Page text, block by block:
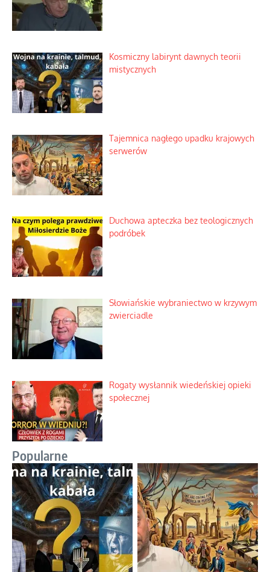
Kosmiczny labirynt dawnych teorii
mistycznych
Tajemnica nagłego upadku krajowych
serwerów
Duchowa apteczka bez teologicznych
podróbek
Słowiańskie wybraniectwo w krzywym
zwierciadle
Rogaty wysłannik wiedeńskiej opieki
społecznej
Popularne